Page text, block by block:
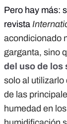
Pero hay más:
revista
acondicionado
garganta, sino
del uso de los
solo al utilizarlo
de las
humedad en